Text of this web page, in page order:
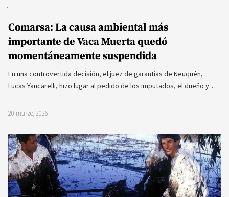
Comarsa: La causa ambiental más
importante de Vaca Muerta quedó
momentáneamente suspendida
En una controvertida decisión, el juez de garantías de Neuquén,
Lucas Yancarelli, hizo lugar al pedido de los imputados, el dueño y…
20 marzo, 2026